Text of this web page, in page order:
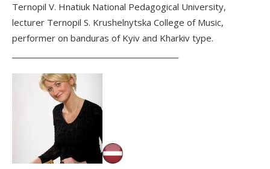
Ternopil V. Hnatiuk National Pedagogical University,
lecturer Ternopil S. Krushelnytska College of Music,
performer on banduras of Kyiv and Kharkiv type.